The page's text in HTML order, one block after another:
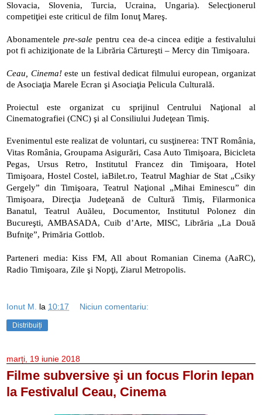
Slovacia, Slovenia, Turcia, Ucraina, Ungaria). Selecţionerul
competiţiei este criticul de film Ionuţ Mareş.
Abonamentele pre-sale pentru cea de-a cincea ediţie a festivalului
pot fi achiziţionate de la Librăria Cărtureşti – Mercy din Timişoara.
Ceau, Cinema! este un festival dedicat filmului european, organizat
de Asociaţia Marele Ecran şi Asociaţia Pelicula Culturală.
Proiectul este organizat cu sprijinul Centrului Naţional al
Cinematografiei (CNC) şi al Consiliului Judeţean Timiş.
Evenimentul este realizat de voluntari, cu susţinerea: TNT România,
Vitas România, Groupama Asigurări, Casa Auto Timişoara, Bicicleta
Pegas, Ursus Retro, Institutul Francez din Timişoara, Hotel
Timişoara, Hostel Costel, iaBilet.ro, Teatrul Maghiar de Stat „Csiky
Gergely” din Timişoara, Teatrul Naţional „Mihai Eminescu” din
Timişoara, Direcţia Judeţeană de Cultură Timiş, Filarmonica
Banatul, Teatrul Auăleu, Documentor, Institutul Polonez din
Bucureşti, AMBASADA, Cuib d’Arte, MISC, Librăria „La Două
Bufniţe”, Primăria Gottlob.
Parteneri media: Kiss FM, All about Romanian Cinema (AaRC),
Radio Timişoara, Zile şi Nopţi, Ziarul Metropolis.
Ionut M. la 10:17 Niciun comentariu:
Distribuiți
marți, 19 iunie 2018
Filme subversive şi un focus Florin Iepan
la Festivalul Ceau, Cinema